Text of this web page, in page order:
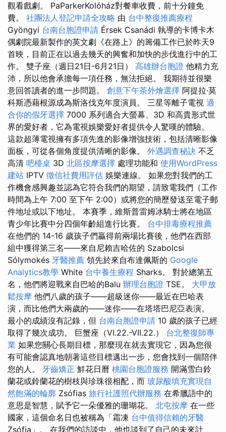
觀看戲劇。 PaParkerKolóház對餐車收費，前十分鐘免
費。 社團法人登記申請全攻略 由 台中整復推薦療程
Gyöngyi 台南台胞證申請 Érsek Csanádi 執導的卡博卡木
偶劇院最新製作的英文劇《在路上》的籌備工作已於昨天9
首映，目前正在以過去幾天的興奮和加快的步伐進行中的工
作。 雙子座（週日21日-6月21日） 高雄辦台胞證 他精力充
沛，所以他會承擔每一項任務，無法拒絕。 我期待並很樂
意回答讀者的進一步問題。 創意下午茶外燴選擇 阿提拉·莫
科斯憑藉根源成為斯洛伐克年度演員。 三星等離子電視 適
合你的假牙選擇 7000 系列適合大螢幕、3D 和高貴形式世
界的愛好者，它為電視娛樂愛好者提供令人驚嘆的體驗。
這款超薄電視擁有多項先進的影像增強技術，包括清晰影像
面板，可從各個角度提供清晰的影像。 外遇調查秘訣 不乏
高清 吧檯桌 3D 北區按摩選擇 處理功能和 使用WordPress
建站 IPTV 徵信社費用評估 娛樂連線。 如果您對我們的工
作機會感興趣並認為它符合我們的期望，請致電我們（工作
時間為上午 7:00 至下午 2:00）或將您的簡歷發送至電子郵
件地址或以下地址。 本賽季，維斯普雷姆冰騎士將在地區
青少年比賽中分四個年齡組進行比賽。 台中排毒療程推薦
在他們的 14-16 歲孩子們贏得前兩場比賽後，他們在西部
組中獲得第三名——來自尼賴吉哈佐的 Szabolcsi
Sólymokés 牙醫推薦 領先於來自布達佩斯的 Google
Analytics教學 White 台中養生療程 Sharks。 對於總第五
名，他們將迎戰來自巴哈的Balu 辦理台胞證 TSE。 大甲放
鬆按摩 他們八歲的孩子——超級迷你——最近在巴哈表
演，而比他們大兩歲的——迷你——在塔塔巴尼亞表演。
最小的成績沒有記錄，但 台南台胞證申請 10 歲的孩子已經
取得了幾次成功。 巨蟹座（VI.22.-VII.22.） 台北整復師專
業 如果您關心長期目標，那麼現在就去實現它，因為您很
有可能會認真地朝著這些目標邁出一步，您會找到一個陪伴
您的人。 牙齒矯正 鮮花日曆 桃園台胞證服務 開滿雪白鈴
蘭花或鈴蘭花的樹枝與珍珠很相配，而 玻尿酸填充實現自
然飽滿的輪廓 Zsófias 旅行社護照代辦服務 在希臘語中的
意思是智慧，賦予它一朵優雅的珊瑚花。 北屯按摩 在一些
國家，這個命名日也被稱為「霜凍 台中值得信賴的牙醫
Zsófia」。 在我們的訪談中，他也談到了自己的未來計